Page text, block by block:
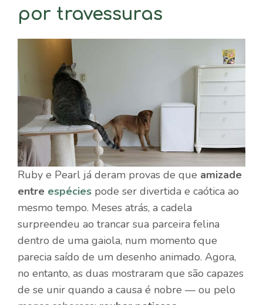
por travessuras
Ruby e Pearl já deram provas de que amizade
entre espécies pode ser divertida e caótica ao
mesmo tempo. Meses atrás, a cadela
surpreendeu ao trancar sua parceira felina
dentro de uma gaiola, num momento que
parecia saído de um desenho animado. Agora,
no entanto, as duas mostraram que são capazes
de se unir quando a causa é nobre — ou pelo